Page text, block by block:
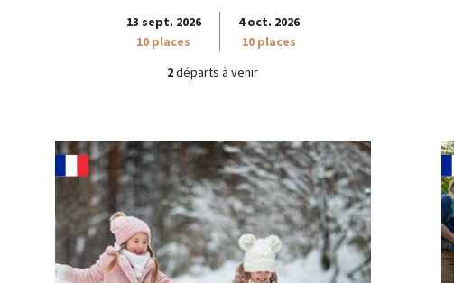
13 sept. 2026
10 places
4 oct. 2026
10 places
2départs à venir